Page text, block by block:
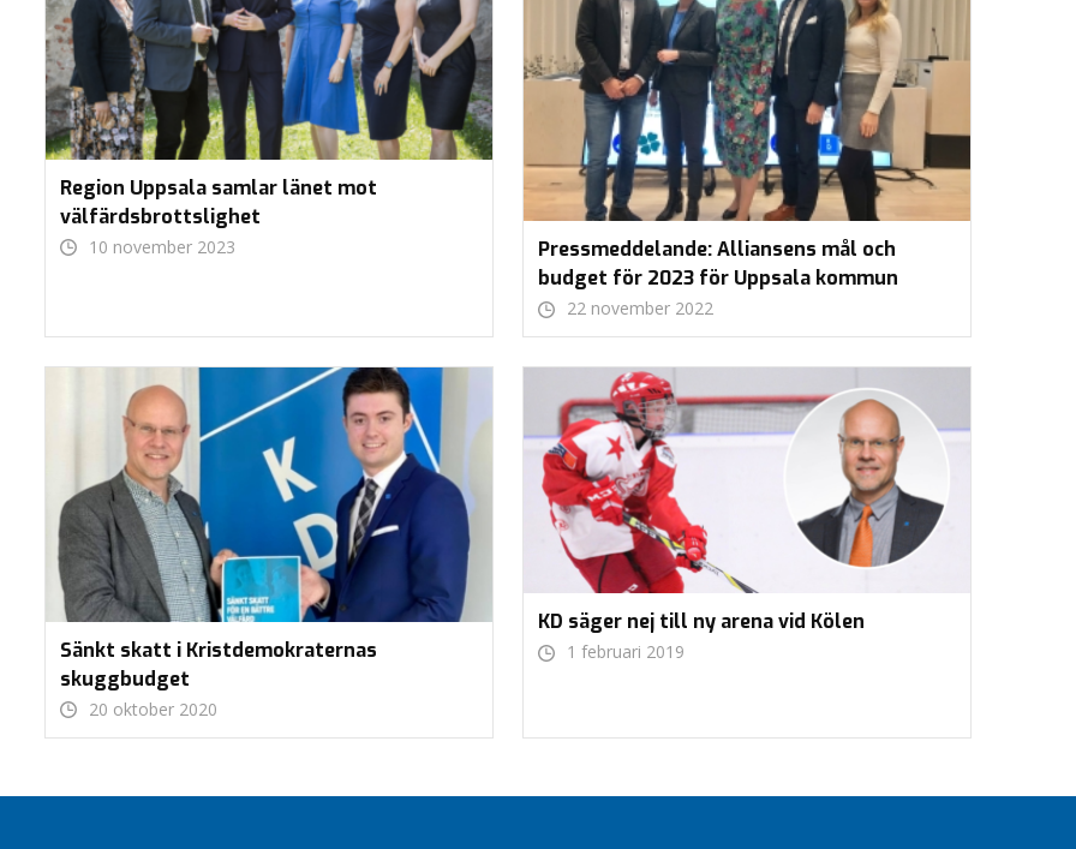
Region Uppsala samlar länet mot
välfärdsbrottslighet
10 november 2023
Pressmeddelande: Alliansens mål och
budget för 2023 för Uppsala kommun
22 november 2022
Sänkt skatt i Kristdemokraternas
skuggbudget
20 oktober 2020
KD säger nej till ny arena vid Kölen
1 februari 2019